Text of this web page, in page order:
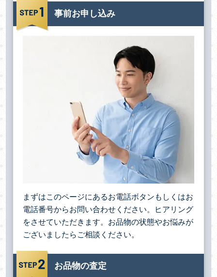
事前お申し込み
まずはこのページにあるお電話ボタンもしくはお
電話番号からお問い合わせください。ヒアリング
をさせていただきます。お品物の状態やお悩みが
ございましたらご相談ください。
お品物の査定